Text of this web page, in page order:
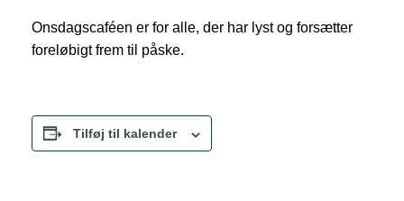
Onsdagscaféen er for alle, der har lyst og forsætter
foreløbigt frem til påske.
Tilføj til kalender